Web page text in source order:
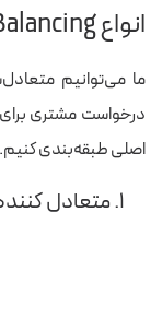
انواع Load Balancing کدامند؟
درخواست مشتری
اصلی طبقه‌بندی کنیم.
۱. متعادل کننده بار اپلیکیشن